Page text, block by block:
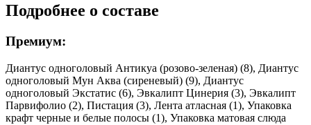
Подробнее о составе
Премиум:
Диантус одноголовый Антикуа (розово-зеленая) (8), Диантус
одноголовый Мун Аква (сиреневый) (9), Диантус
одноголовый Экстатис (6), Эвкалипт Цинерия (3), Эвкалипт
Парвифолио (2), Пистация (3), Лента атласная (1), Упаковка
крафт черные и белые полосы (1), Упаковка матовая слюда